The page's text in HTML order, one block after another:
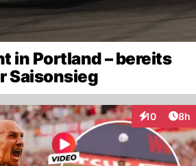
in Portland – bereits
Saisonsieg
10
Interaktionen
8h